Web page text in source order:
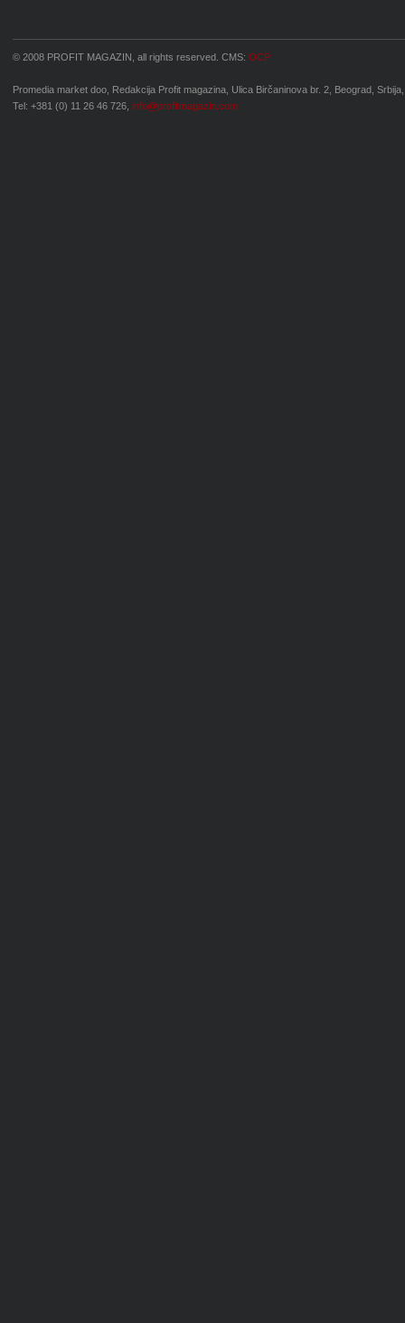
© 2008 PROFIT MAGAZIN, all rights reserved. CMS: OCP
Promedia market doo, Redakcija Profit magazina, Ulica Birčaninova br. 2, Beograd, Srbija,
Tel: +381 (0) 11 26 46 726, info@profitmagazin.com